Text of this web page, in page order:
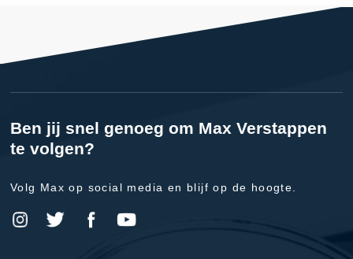
Ben jij snel genoeg om Max Verstappen
te volgen?
Volg Max op social media en blijf op de hoogte.